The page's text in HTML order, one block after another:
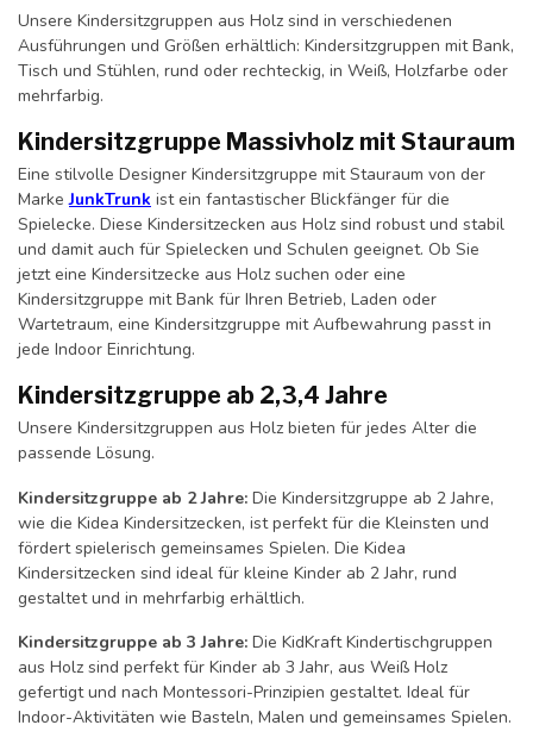
Unsere Kindersitzgruppen aus Holz sind in verschiedenen
Ausführungen und Größen erhältlich: Kindersitzgruppen mit Bank,
Tisch und Stühlen, rund oder rechteckig, in Weiß, Holzfarbe oder
mehrfarbig.
Kindersitzgruppe Massivholz mit Stauraum
Eine stilvolle Designer Kindersitzgruppe mit Stauraum von der
MarkeJunkTrunk ist ein fantastischer Blickfänger für die
Spielecke. Diese Kindersitzecken aus Holz sind robust und stabil
und damit auch für Spielecken und Schulen geeignet. Ob Sie
jetzt eine Kindersitzecke aus Holz suchen oder eine
Kindersitzgruppe mit Bank für Ihren Betrieb, Laden oder
Wartetraum, eine Kindersitzgruppe mit Aufbewahrung passt in
jede Indoor Einrichtung.
Kindersitzgruppe ab 2,3,4 Jahre
Unsere Kindersitzgruppen aus Holz bieten für jedes Alter die
passende Lösung.
Kindersitzgruppe ab 2 Jahre: Die Kindersitzgruppe ab 2 Jahre,
wie die Kidea Kindersitzecken, ist perfekt für die Kleinsten und
fördert spielerisch gemeinsames Spielen. Die Kidea
Kindersitzecken sind ideal für kleine Kinder ab 2 Jahr, rund
gestaltet und in mehrfarbig erhältlich.
Kindersitzgruppe ab 3 Jahre: Die KidKraft Kindertischgruppen
aus Holz sind perfekt für Kinder ab 3 Jahr, aus Weiß Holz
gefertigt und nach Montessori-Prinzipien gestaltet. Ideal für
Indoor-Aktivitäten wie Basteln, Malen und gemeinsames Spielen.